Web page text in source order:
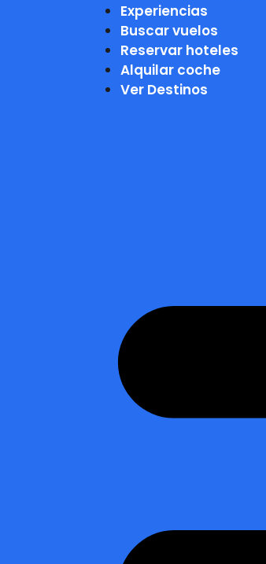
Experiencias
Buscar vuelos
Reservar hoteles
Alquilar coche
Ver Destinos